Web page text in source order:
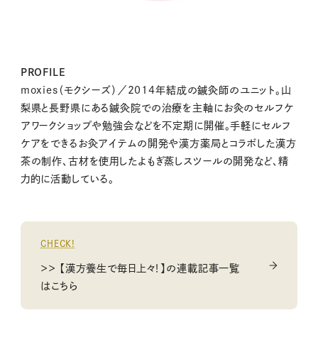
PROFILE
moxies（モクシーズ）／2014年結成の鍼灸師のユニット。山
梨県と長野県にある鍼灸院での治療を主軸にお灸のセルフケ
アワークショップや勉強会などを不定期に開催。手軽にセルフ
ケアをできるお灸アイテムの開発や漢方薬局とコラボした漢方
茶の制作、古材を使用したよもぎ蒸しスツールの開発など、精
力的に活動している。
CHECK!
＞＞ 【漢方養生で毎日上々！】の連載記事一覧
はこちら